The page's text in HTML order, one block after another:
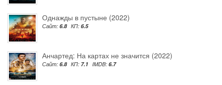
Однажды в пустыне (2022)
Сайт: 6.8 КП: 6.5
Анчартед: На картах не значится (2022)
Сайт: 6.8 КП: 7.1 IMDB: 6.7